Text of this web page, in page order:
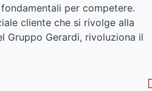
per competere.
cliente che si rivolge alla
Gruppo Gerardi, rivoluziona il